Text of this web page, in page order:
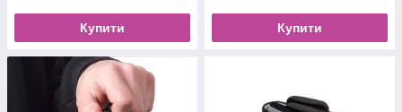
Купити Купити